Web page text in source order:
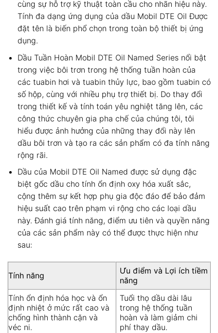
cùng sự hỗ trợ kỹ thuật toàn cầu cho nhãn hiệu này.
Tính đa dạng ứng dụng của dầu Mobil DTE Oil Được
đặt tên là biến phổ chọn trong toàn bộ thiết bị ứng
dụng.
Dầu Tuần Hoàn Mobil DTE Oil Named Series nổi bật
trong việc bôi trơn trong hệ thống tuần hoàn của
các tuabin hơi và tuabin thủy lực, bao gồm tuabin có
số hộp, cùng với nhiều phụ trợ thiết bị. Do thay đổi
trong thiết kế và tính toán yêu nghiệt tăng lên, các
công thức chuyên gia pha chế của chúng tôi, tôi
hiểu được ảnh hưởng của những thay đổi này lên
dầu bôi trơn và tạo ra các sản phẩm có đa tính năng
rộng rãi.
Dầu của Mobil DTE Oil Named được sử dụng đặc
biệt gốc dầu cho tính ổn định oxy hóa xuất sắc,
cộng thêm sự kết hợp phụ gia độc đáo để bảo đảm
hiệu suất cao trên phạm vi rộng cho các loại dầu
này.Đánh giá tính năng, điểm ưu tiên và quyền năng
của các sản phẩm này có thể được thực hiện như
sau:
Tính năng
Ưu điểm và Lợi ích tiềm
năng
Tính ổn định hóa học và ổn
định nhiệt ở mức rất cao và
chống hình thành cặn và
véc ni.
Tuổi thọ dầu dài lâu
trong hệ thống tuần
hoàn và làm giảm chi
phí thay dầu.